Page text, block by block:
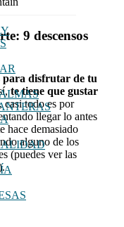
9 descensos
disfrutar de tu
te tiene que gustar
casi todo es por
llegar lo antes
hace demasiado
alguno de los
(puedes ver las